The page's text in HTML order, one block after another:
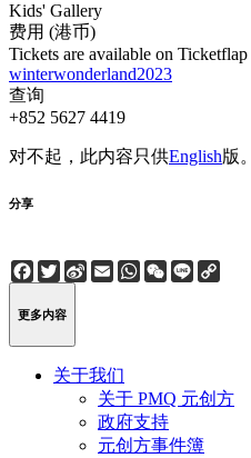
Kids' Gallery
费用 (港币)
Tickets are available on Ticketflap
winterwonderland2023
查询
+852 5627 4419
对不起，此内容只供English版。
分享
Facebook
Twitter
Sina
Weibo
EmailWhatsApp
WeChat
Line
更多内容
关于我们
关于 PMQ 元创方
政府支持
元创方事件簿